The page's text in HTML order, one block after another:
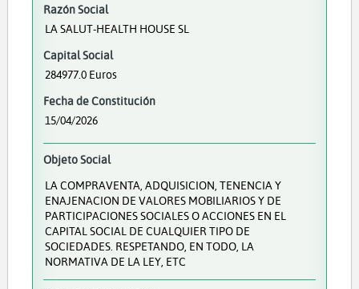
Razón Social
LA SALUT-HEALTH HOUSE SL
Capital Social
284977.0 Euros
Fecha de Constitución
15/04/2026
Objeto Social
LA COMPRAVENTA, ADQUISICION, TENENCIA Y
ENAJENACION DE VALORES MOBILIARIOS Y DE
PARTICIPACIONES SOCIALES O ACCIONES EN EL
CAPITAL SOCIAL DE CUALQUIER TIPO DE
SOCIEDADES. RESPETANDO, EN TODO, LA
NORMATIVA DE LA LEY, ETC